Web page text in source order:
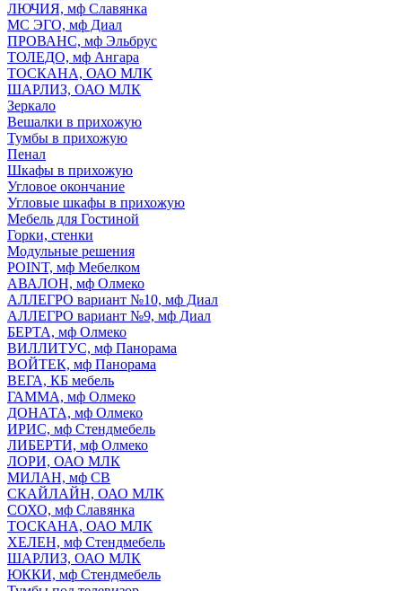
ЛЮЧИЯ, мф Славянка
МС ЭГО, мф Диал
ПРОВАНС, мф Эльбрус
ТОЛЕДО, мф Ангара
ТОСКАНА, ОАО МЛК
ШАРЛИЗ, ОАО МЛК
Зеркало
Вешалки в прихожую
Тумбы в прихожую
Пенал
Шкафы в прихожую
Угловое окончание
Угловые шкафы в прихожую
Мебель для Гостиной
Горки, стенки
Модульные решения
POINT, мф Мебелком
АВАЛОН, мф Олмеко
АЛЛЕГРО вариант №10, мф Диал
АЛЛЕГРО вариант №9, мф Диал
БЕРТА, мф Олмеко
ВИЛЛИТУС, мф Панорама
ВОЙТЕК, мф Панорама
ВЕГА, КБ мебель
ГАММА, мф Олмеко
ДОНАТА, мф Олмеко
ИРИС, мф Стендмебель
ЛИБЕРТИ, мф Олмеко
ЛОРИ, ОАО МЛК
МИЛАН, мф СВ
СКАЙЛАЙН, ОАО МЛК
СОХО, мф Славянка
ТОСКАНА, ОАО МЛК
ХЕЛЕН, мф Стендмебель
ШАРЛИЗ, ОАО МЛК
ЮККИ, мф Стендмебель